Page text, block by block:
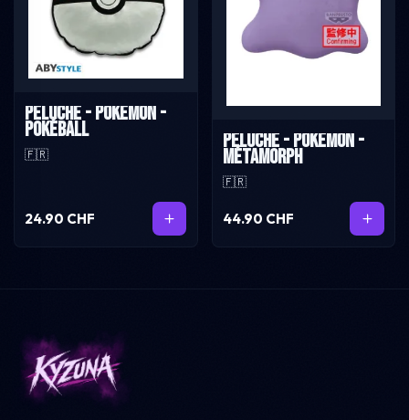
Peluche - Pokémon -
Pokéball
🇫🇷
24.90 CHF
Peluche - Pokémon -
Métamorph
🇫🇷
44.90 CHF